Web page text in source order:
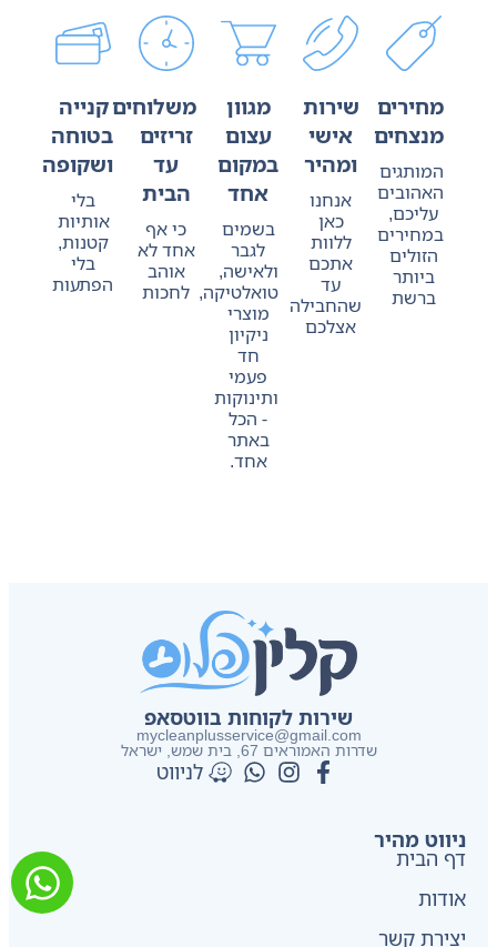
מחירים
מנצחים
המותגים
האהובים
עליכם,
במחירים
הזולים
ביותר
ברשת
שירות
אישי
ומהיר
אנחנו
כאן
ללוות
אתכם
עד
שהחבילה
אצלכם
מגוון
עצום
במקום
אחד
בשמים
לגבר
ולאישה,
טואלטיקה,
מוצרי
ניקיון
חד
פעמי
ותינוקות
- הכל
באתר
אחד.
משלוחים
זריזים
עד
הבית
כי אף
אחד לא
אוהב
לחכות
קנייה
בטוחה
ושקופה
בלי
אותיות
קטנות,
בלי
הפתעות
שירות לקוחות בווטסאפ
mycleanplusservice@gmail.com
שדרות האמוראים 67, בית שמש​, ישראל
לניווט
ניווט מהיר
דף הבית
אודות
יצירת קשר